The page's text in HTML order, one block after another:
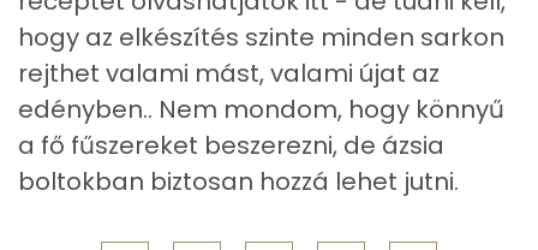
hogy az elkészítés szinte minden sarkon
rejthet valami mást, valami újat az
edényben.. Nem mondom, hogy könnyű
a fő fűszereket beszerezni, de ázsia
boltokban biztosan hozzá lehet jutni.